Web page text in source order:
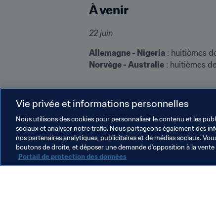
À venir
22 juin
Allemagne - Nigeria
Norvège - Australie : huitièmes
Suivez la Coupe du
Sur Twitter | Facebook |
Vie privée et informations personnelles
Nous utilisons des cookies pour personnaliser le contenu et les
sociaux et analyser notre trafic. Nous partageons également des
nos partenaires analytiques, publicitaires et de médias sociaux.
boutons de droite, et déposer une demande d’opposition à la
Portail de protection des données